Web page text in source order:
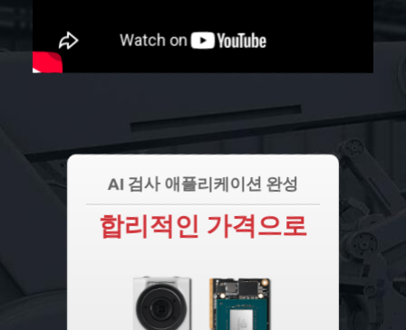
AI 검사 애플리케이션 완성
합리적인 가격으로